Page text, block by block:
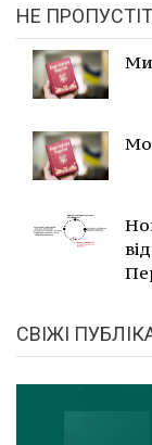
НЕ
СВІЖІ